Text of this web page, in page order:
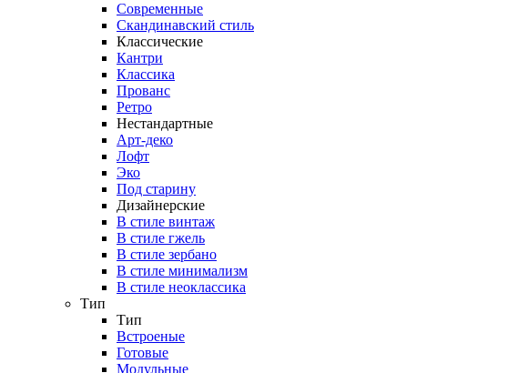
Современные
Скандинавский стиль
Классические
Кантри
Классика
Прованс
Ретро
Нестандартные
Арт-деко
Лофт
Эко
Под старину
Дизайнерские
В стиле винтаж
В стиле гжель
В стиле зербано
В стиле минимализм
В стиле неоклассика
Тип
Тип
Встроеные
Готовые
Модульные